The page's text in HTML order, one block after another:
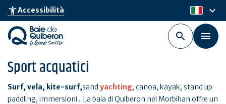
Skip
main
content
accessibility_newAccessibilità it
keyboard_arrow_down
Sport acquatici
Surf, vela, kite-surf,sand yachting, canoa, kayak, stand up
paddling, immersioni... La baia di Quiberon nel Morbihan offre un